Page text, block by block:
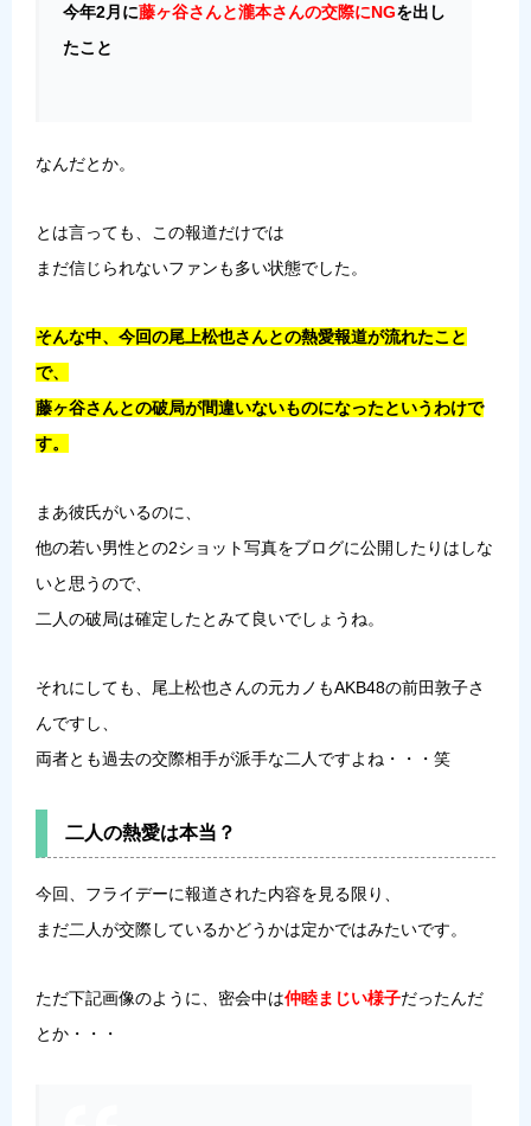
今年2月に藤ヶ谷さんと瀧本さんの交際にNGを出し
たこと
なんだとか。
とは言っても、この報道だけでは
まだ信じられないファンも多い状態でした。
そんな中、今回の尾上松也さんとの熱愛報道が流れたこと
で、
藤ヶ谷さんとの破局が間違いないものになったというわけで
す。
まあ彼氏がいるのに、
他の若い男性との2ショット写真をブログに公開したりはしな
いと思うので、
二人の破局は確定したとみて良いでしょうね。
それにしても、尾上松也さんの元カノもAKB48の前田敦子さ
んですし、
両者とも過去の交際相手が派手な二人ですよね・・・笑
二人の熱愛は本当？
今回、フライデーに報道された内容を見る限り、
まだ二人が交際しているかどうかは定かではみたいです。
ただ下記画像のように、密会中は仲睦まじい様子だったんだ
とか・・・